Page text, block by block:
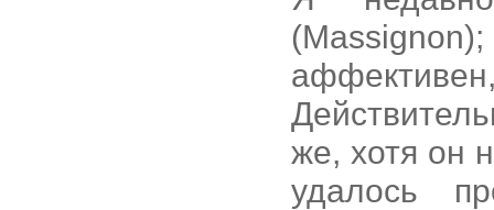
же, хотя он
удалось